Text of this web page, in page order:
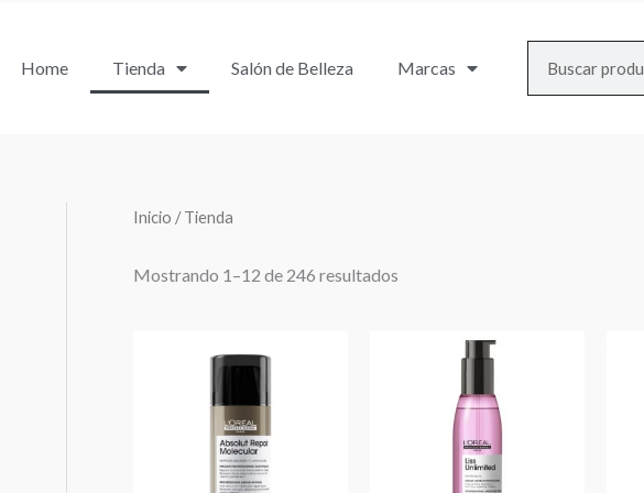
Home Tienda Salón de Belleza Marcas
Inicio / Tienda
Mostrando 1–12 de 246 resultados